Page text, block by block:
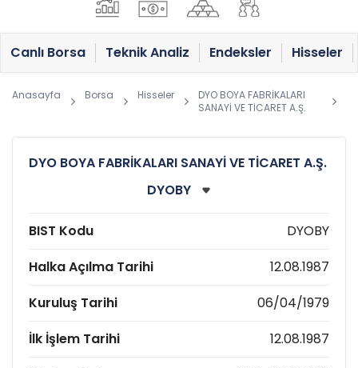
Canlı Borsa Teknik Analiz Endeksler Hisseler
Anasayfa Borsa Hisseler
DYO BOYA FABRİKALARI
SANAYİ VE TİCARET A.Ş.
DYO BOYA FABRİKALARI SANAYİ VE TİCARET A.Ş.
BIST Kodu
DYOBY
Halka Açılma Tarihi
12.08.1987
Kuruluş Tarihi
06/04/1979
İlk İşlem Tarihi
12.08.1987